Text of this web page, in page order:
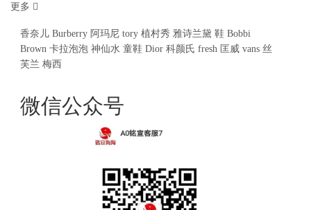
更多
香奈儿 Burberry 阿玛尼 tory 植村秀 雅诗兰黛 鞋 Bobbi
Brown 卡拉泡泡 神仙水 童鞋 Dior 科颜氏 fresh 匡威 vans 丝
芙兰 梅西
微信公众号